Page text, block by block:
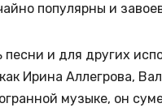
популярны и
и для других
Ирина Аллегрова,
музыке, он